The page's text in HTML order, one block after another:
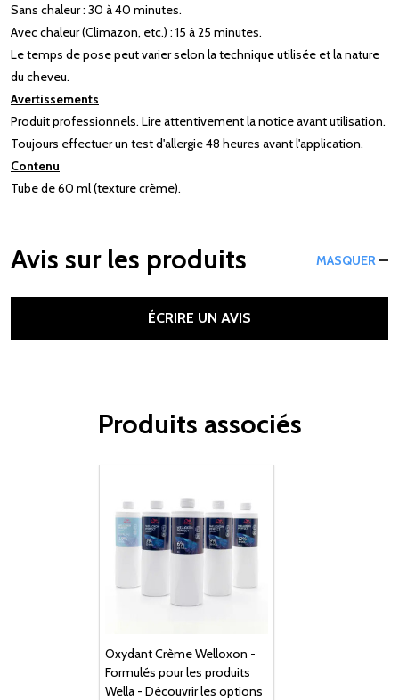
Sans chaleur : 30 à 40 minutes.
Avec chaleur (Climazon, etc.) : 15 à 25 minutes.
Le temps de pose peut varier selon la technique utilisée et la nature
du cheveu.
Avertissements
Produit professionnels. Lire attentivement la notice avant utilisation.
Toujours effectuer un test d'allergie 48 heures avant l'application.
Contenu
Tube de 60 ml (texture crème).
Avis sur les produits MASQUER
ÉCRIRE UN AVIS
Produits associés
Oxydant Crème Welloxon -
Formulés pour les produits
Wella - Découvrir les options